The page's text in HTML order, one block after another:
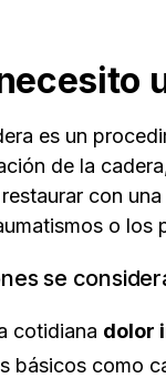
es un
de la
con
o los
se
cotidiana dolor
básicos como